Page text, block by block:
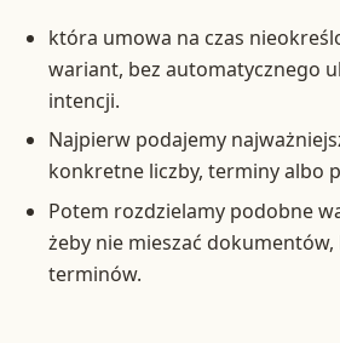
która umowa na czas
wariant, bez automatycznego
intencji.
Najpierw podajemy
konkretne liczby, terminy albo
Potem rozdzielamy podobne
żeby nie mieszać
terminów.